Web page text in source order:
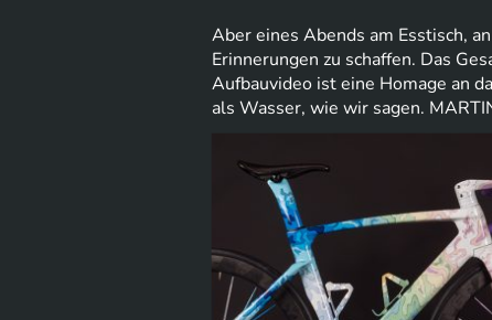
Aber eines Abends am Esstisch,
Erinnerungen zu schaffen. Das
Aufbauvideo ist eine Homage an
als Wasser, wie wir sagen.